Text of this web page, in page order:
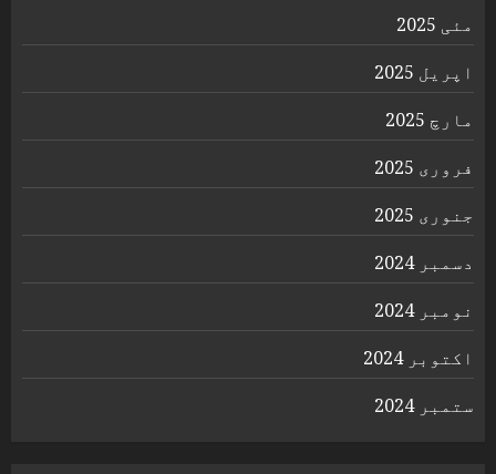
مئی 2025
اپریل 2025
مارچ 2025
فروری 2025
جنوری 2025
دسمبر 2024
نومبر 2024
اکتوبر 2024
ستمبر 2024